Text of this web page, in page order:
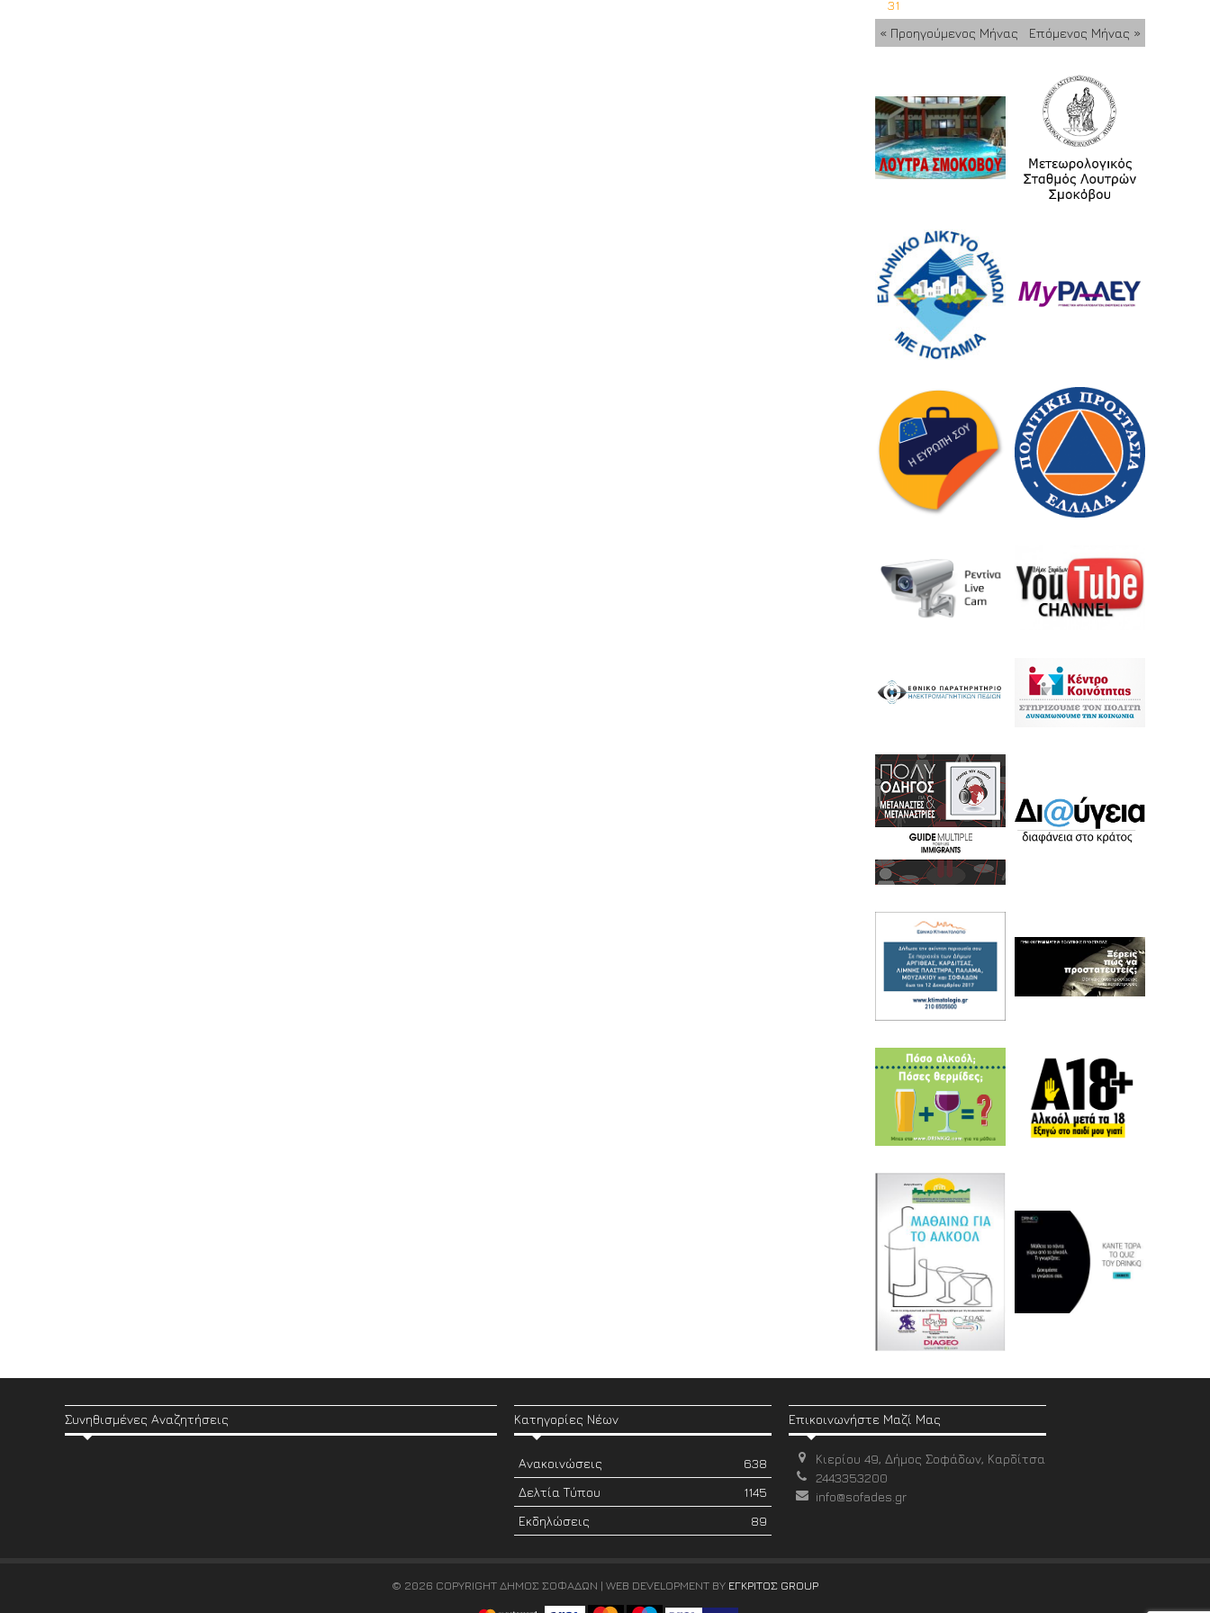
31
« Προηγούμενος Μήνας
Επόμενος Μήνας »
Συνηθισμένες Αναζητήσεις Κατηγορίες Νέων
Ανακοινώσεις
638
Δελτία Τύπου
1145
Εκδηλώσεις
89
Επικοινωνήστε Μαζί Μας
Κιερίου 49, Δήμος Σοφάδων, Καρδίτσα
2443353200
info@sofades.gr
© 2026 COPYRIGHT ΔΗΜΟΣ ΣΟΦΑΔΩΝ | WEB DEVELOPMENT BY ΕΓΚΡΙΤΟΣ GROUP